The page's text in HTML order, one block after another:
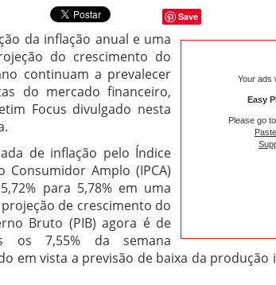
Save
Your ads
Easy
Please go
da inflação anual e uma
do crescimento do
continuam a prevalecer
do mercado financeiro,
Focus divulgado nesta
de inflação pelo Índice
Consumidor Amplo (IPCA)
para 5,78% em uma
projeção de crescimento do
Bruto (PIB) agora é de
os 7,55% da semana
em vista a previsão de baixa da produção